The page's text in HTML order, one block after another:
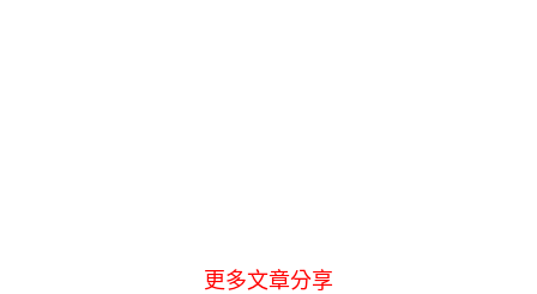
更多文章分享